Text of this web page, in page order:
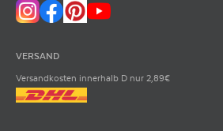
VERSAND
Versandkosten innerhalb D nur 2,89€